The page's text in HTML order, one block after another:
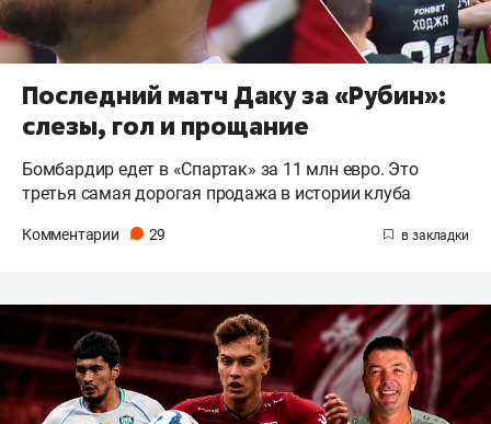
Последний матч Даку за «Рубин»:
слезы, гол и прощание
Бомбардир едет в «Спартак» за 11 млн евро. Это
третья самая дорогая продажа в истории клуба
Комментарии 29